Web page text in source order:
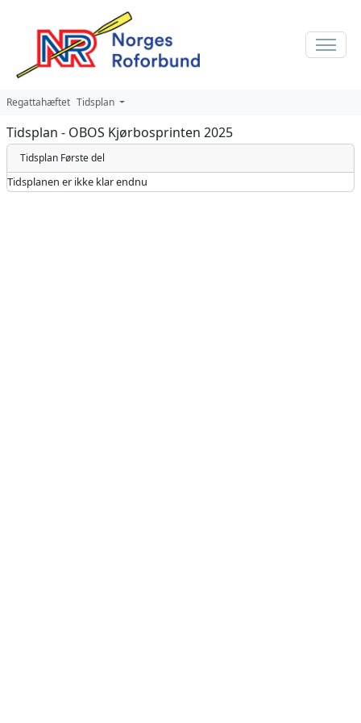
Regattahæftet Tidsplan
Tidsplan - OBOS Kjørbosprinten 2025
Tidsplan Første del
Tidsplanen er ikke klar endnu